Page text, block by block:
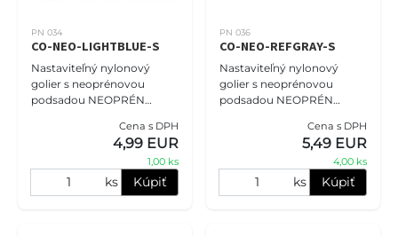
PN 034
CO-NEO-LIGHTBLUE-S
Nastaviteľný nylonový
golier s neoprénovou
podsadou NEOPRÉN
(25cm-40cm),bledomodrá.
Obojky PET NOVA
zaručujú, že vášmu milá
Cena s DPH
4,99 EUR
1,00 ks
ks Kúpiť
PN 036
CO-NEO-REFGRAY-S
Nastaviteľný nylonový
golier s neoprénovou
podsadou NEOPRÉN
(25cm-40cm), reflexná
Cena s DPH
5,49 EUR
4,00 ks
ks Kúpiť